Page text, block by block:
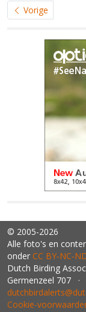
Vorige
© 2005-2026
Alle foto's en
onder CC
Dutch Birding
Germenzeel 707 ·
Cookie-